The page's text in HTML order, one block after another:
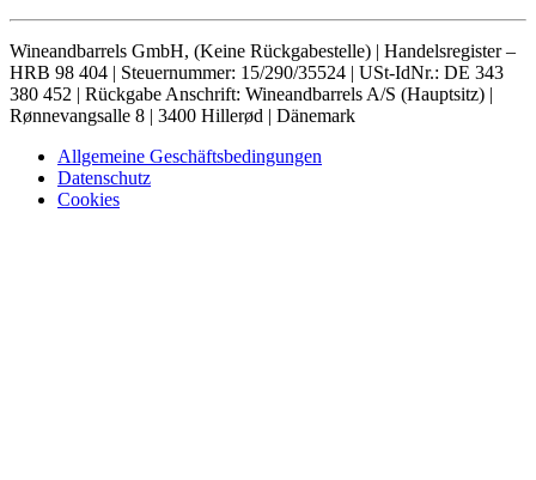
Wineandbarrels GmbH, (Keine Rückgabestelle) | Handelsregister –
HRB 98 404 | Steuernummer: 15/290/35524 | USt-IdNr.: DE 343
380 452 | Rückgabe Anschrift: Wineandbarrels A/S (Hauptsitz) |
Rønnevangsalle 8 | 3400 Hillerød | Dänemark
Allgemeine Geschäftsbedingungen
Datenschutz
Cookies